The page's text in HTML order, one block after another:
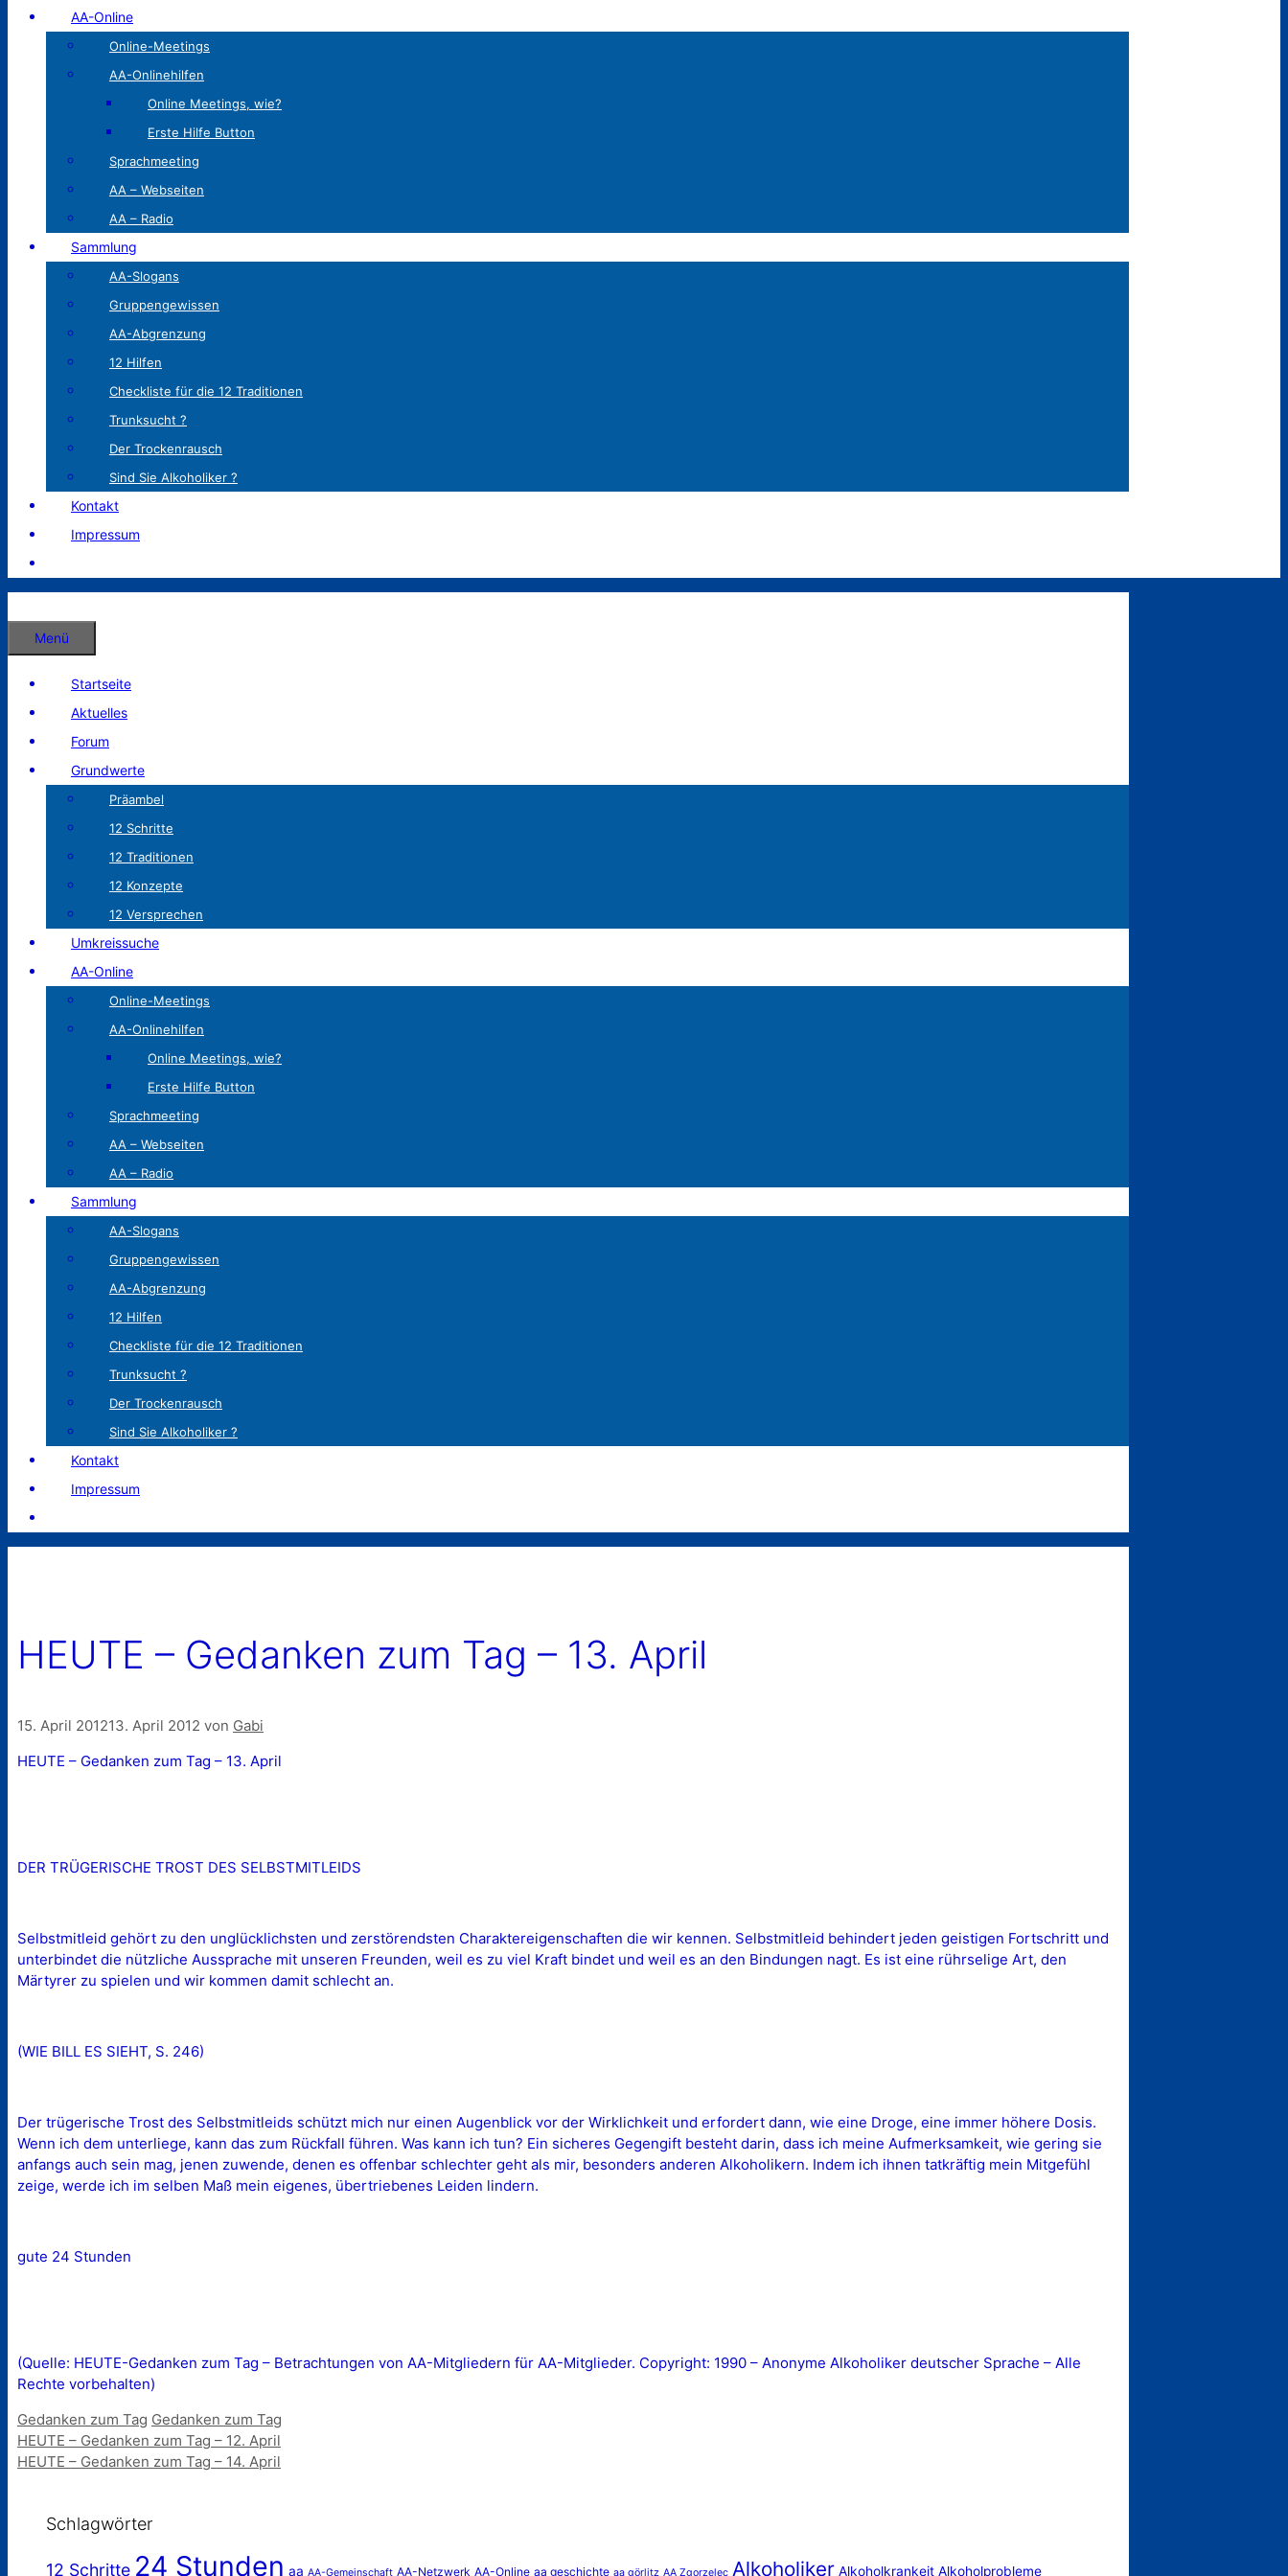
AA-Online
Online-Meetings
AA-Onlinehilfen
Online Meetings, wie?
Erste Hilfe Button
Sprachmeeting
AA – Webseiten
AA – Radio
Sammlung
AA-Slogans
Gruppengewissen
AA-Abgrenzung
12 Hilfen
Checkliste für die 12 Traditionen
Trunksucht ?
Der Trockenrausch
Sind Sie Alkoholiker ?
Kontakt
Impressum
Menü
Startseite
Aktuelles
Forum
Grundwerte
Präambel
12 Schritte
12 Traditionen
12 Konzepte
12 Versprechen
Umkreissuche
AA-Online
Online-Meetings
AA-Onlinehilfen
Online Meetings, wie?
Erste Hilfe Button
Sprachmeeting
AA – Webseiten
AA – Radio
Sammlung
AA-Slogans
Gruppengewissen
AA-Abgrenzung
12 Hilfen
Checkliste für die 12 Traditionen
Trunksucht ?
Der Trockenrausch
Sind Sie Alkoholiker ?
Kontakt
Impressum
HEUTE – Gedanken zum Tag – 13. April
15. April 201213. April 2012 von Gabi
HEUTE – Gedanken zum Tag – 13. April
DER TRÜGERISCHE TROST DES SELBSTMITLEIDS
Selbstmitleid gehört zu den unglücklichsten und zerstörendsten Charaktereigenschaften die wir kennen. Selbstmitleid behindert jeden geistigen Fortschritt und
unterbindet die nützliche Aussprache mit unseren Freunden, weil es zu viel Kraft bindet und weil es an den Bindungen nagt. Es ist eine rührselige Art, den
Märtyrer zu spielen und wir kommen damit schlecht an.
(WIE BILL ES SIEHT, S. 246)
Der trügerische Trost des Selbstmitleids schützt mich nur einen Augenblick vor der Wirklichkeit und erfordert dann, wie eine Droge, eine immer höhere Dosis.
Wenn ich dem unterliege, kann das zum Rückfall führen. Was kann ich tun? Ein sicheres Gegengift besteht darin, dass ich meine Aufmerksamkeit, wie gering sie
anfangs auch sein mag, jenen zuwende, denen es offenbar schlechter geht als mir, besonders anderen Alkoholikern. Indem ich ihnen tatkräftig mein Mitgefühl
zeige, werde ich im selben Maß mein eigenes, übertriebenes Leiden lindern.
gute 24 Stunden
(Quelle: HEUTE-Gedanken zum Tag – Betrachtungen von AA-Mitgliedern für AA-Mitglieder. Copyright: 1990 – Anonyme Alkoholiker deutscher Sprache – Alle
Rechte vorbehalten)
Kategorien
Gedanken zum Tag Schlagwörter
Gedanken zum Tag
HEUTE – Gedanken zum Tag – 12. April
HEUTE – Gedanken zum Tag – 14. April
Schlagwörter
12 Schritte 24 Stunden aa AA-Gemeinschaft AA-Netzwerk AA-Online aa geschichte aa görlitz AA Zgorzelec Alkoholiker Alkoholkrankeit Alkoholprobleme